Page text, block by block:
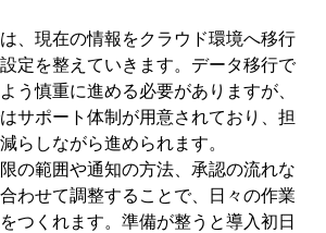
、現在の情報をクラウド環境へ移行
定を整えていきます。データ移行で
う慎重に進める必要がありますが、
サポート体制が用意されており、担
らしながら進められます。
の範囲や通知の方法、承認の流れな
わせて調整することで、日々の作業
つくれます。準備が整うと導入初日